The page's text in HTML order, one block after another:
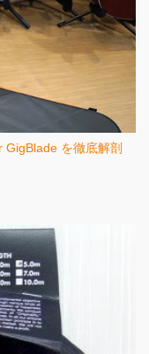
を徹底解剖